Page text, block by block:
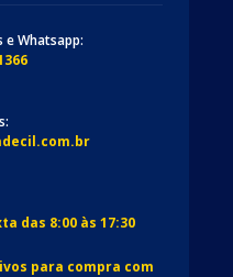
e Whatsapp:
das 8:00 às 17:30
para compra com